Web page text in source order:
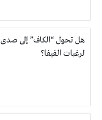
هل تحول “الكاف” إلى صدى
لرغبات الفيفا؟